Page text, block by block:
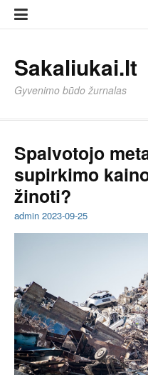
prie
Sakaliukai.lt
Gyvenimo būdo žurnalas
Spalvotojo
supirkimo
žinoti?
admin 2023-09-25